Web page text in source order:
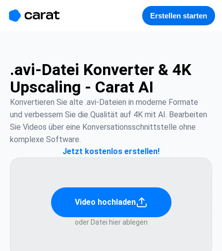
Erstellen starten
.avi-Datei Konverter & 4K
Upscaling - Carat AI
Konvertieren Sie alte .avi-Dateien in moderne Formate
und verbessern Sie die Qualität auf 4K mit AI. Bearbeiten
Sie Videos über eine Konversationsschnittstelle ohne
komplexe Software.
Jetzt kostenlos erstellen!
Video hochladen
oder Datei hier ablegen